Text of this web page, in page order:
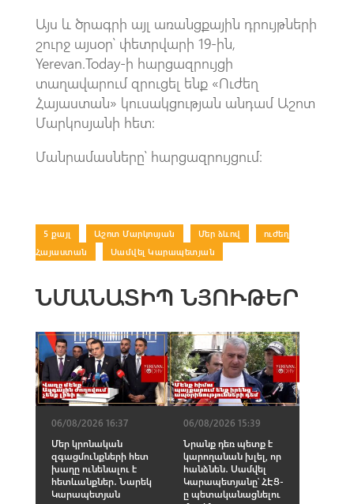
Այս և ծրագրի այլ առանցքային դրույթների
շուրջ այսօր՝ փետրվարի 19-ին,
Yerevan.Today-ի հարցազրույցի
տաղավարում զրուցել ենք «Ուժեղ
Հայաստան» կուսակցության անդամ Աշոտ
Մարկոսյանի հետ։
Մանրամասները՝ հարցազրույցում։
5 քայլ Աշոտ Մարկոսյան Մեր ձևով
ուժեղ
Հայաստան
Սամվել Կարապետյան
ՆՄԱՆԱՏԻՊ ՆՅՈՒԹԵՐ
06/08/2026 16:37
Մեր կրոնական
զգացմունքների հետ
խաղը ունենալու է
հետևանքներ․ Նարեկ
Կարապետյան
06/08/2026 15:39
Նրանք դեռ պետք է
կարողանան խլել, որ
հանձնեն․ Սամվել
Կարապետյանը՝ ՀԷՑ-
ը պետականացնելու